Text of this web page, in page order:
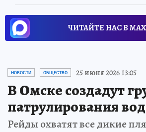
ЧИТАЙТЕ НАС В
НОВОСТИ ОБЩЕСТВО 25 июня 2026 13:05
В Омске создадут
патрулирования
Рейды охватят все дикие